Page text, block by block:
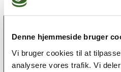
Denne hjemmeside bruger
Vi bruger cookies til at
analysere vores trafik. Vi